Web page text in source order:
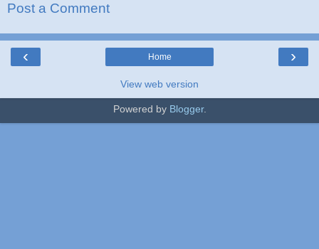
Post a Comment
‹ ›
Home
View web version
Powered by Blogger.